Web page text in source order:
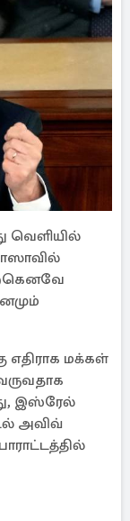
வெளியில்
எதிராக மக்கள்
இஸ்ரேல்
அவிவ்